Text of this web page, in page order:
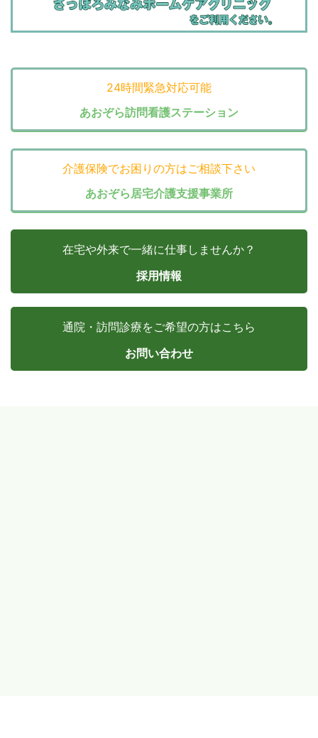
24時間緊急対応可能
あおぞら訪問看護ステーション
介護保険でお困りの方はご相談下さい
あおぞら居宅介護支援事業所
在宅や外来で一緒に仕事しませんか？
採用情報
通院・訪問診療をご希望の方はこちら
お問い合わせ